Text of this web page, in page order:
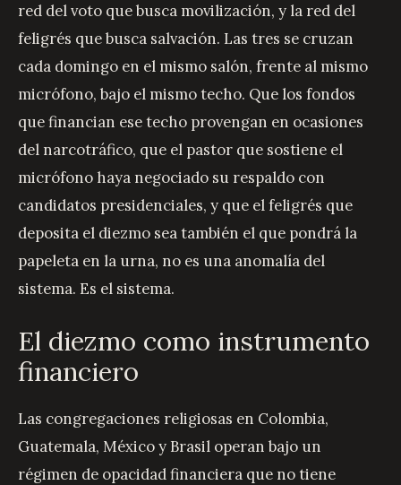
red del voto que busca movilización, y la red del
feligrés que busca salvación. Las tres se cruzan
cada domingo en el mismo salón, frente al mismo
micrófono, bajo el mismo techo. Que los fondos
que financian ese techo provengan en ocasiones
del narcotráfico, que el pastor que sostiene el
micrófono haya negociado su respaldo con
candidatos presidenciales, y que el feligrés que
deposita el diezmo sea también el que pondrá la
papeleta en la urna, no es una anomalía del
sistema. Es el sistema.
El diezmo como instrumento
financiero
Las congregaciones religiosas en Colombia,
Guatemala, México y Brasil operan bajo un
régimen de opacidad financiera que no tiene